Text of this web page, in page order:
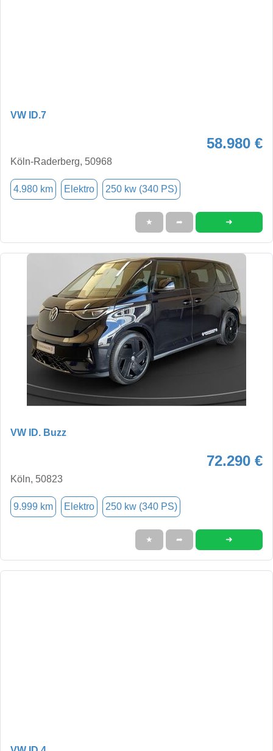
VW ID.7
58.980 €
Köln-Raderberg, 50968
4.980 km Elektro 250 kw (340 PS)
★ ➦ ➜
VW ID. Buzz
72.290 €
Köln, 50823
9.999 km Elektro 250 kw (340 PS)
★ ➦ ➜